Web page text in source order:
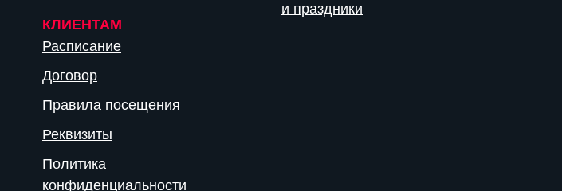
КЛИЕНТАМ
Расписание
Договор
Правила посещения
Реквизиты
Политика
конфиденциальности
и праздники